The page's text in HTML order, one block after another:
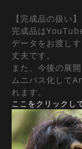
【完成品の扱い】
完成品は
データをお渡し
丈夫です。
また、今後の展
ムニバス化して
れます。
ここをクリックし